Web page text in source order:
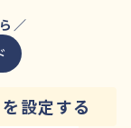
／
設定する